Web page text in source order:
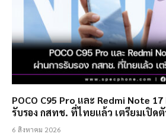
POCO C95 Pro และ Redmi Note
รับรอง กสทช. ที่ไทยแล้ว เตรียมเปิดตั
6 สิงหาคม 2026